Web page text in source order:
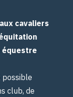
cavaliers
équestre
possible
club, de